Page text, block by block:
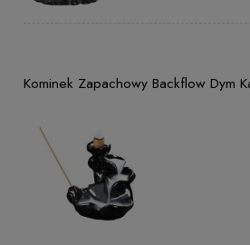
Kominek Zapachowy Backflow Dym